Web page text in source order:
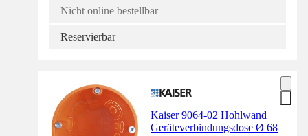
Nicht online bestellbar
Reservierbar
Kaiser 9064-02 Hohlwand
Geräteverbindungsdose Ø 68